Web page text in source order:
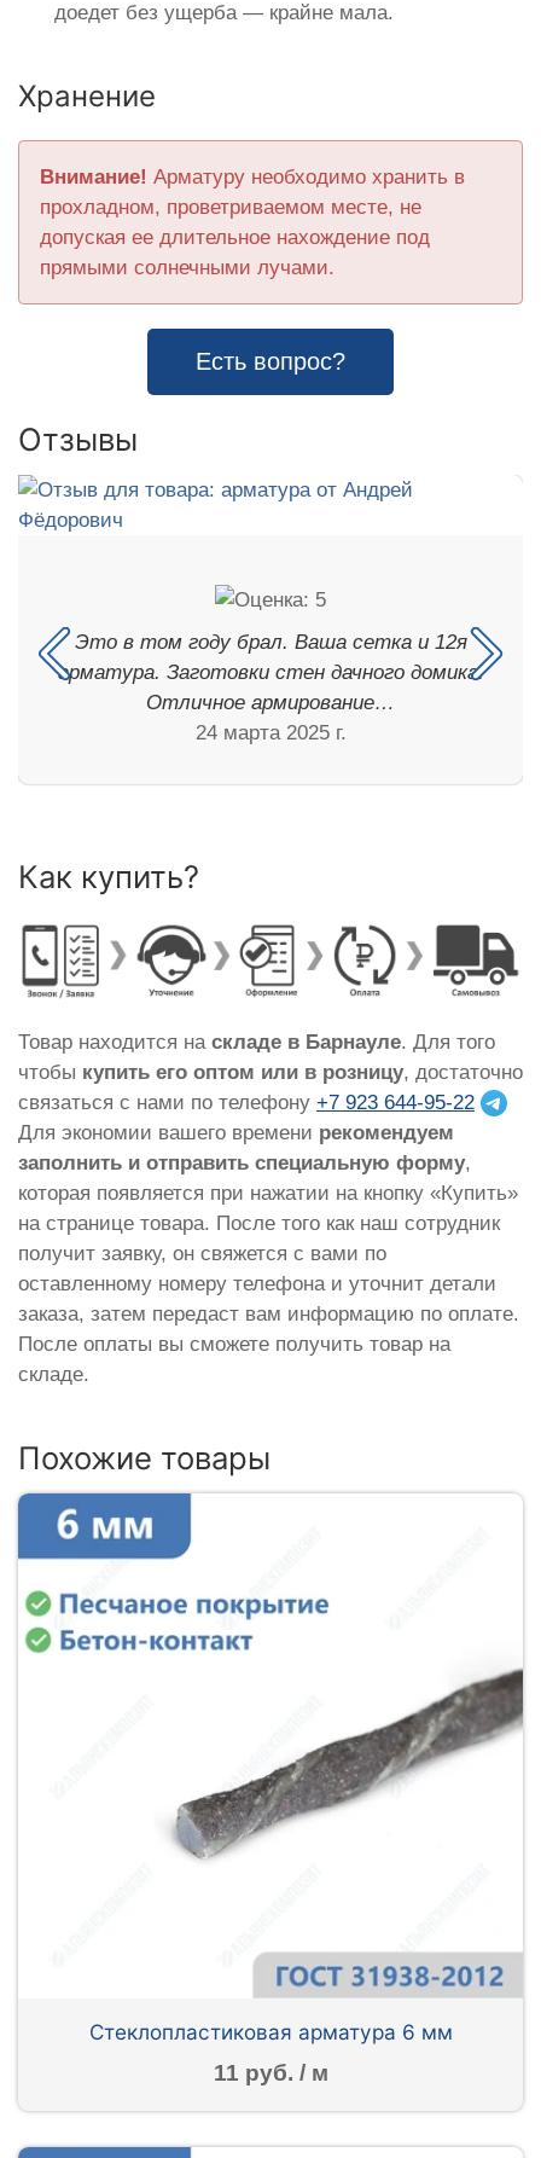
доедет без ущерба — крайне мала.
Хранение
Внимание! Арматуру необходимо хранить в
прохладном, проветриваемом месте, не
допуская ее длительное нахождение под
прямыми солнечными лучами.
Есть вопрос?
Отзывы
Это в том году брал. Ваша сетка и 12я
арматура. Заготовки стен дачного домика.
Отличное армирование…
24 марта 2025 г.
Как купить?
Товар находится на складе в Барнауле. Для того
чтобы купить его оптом или в розницу, достаточно
связаться с нами по телефону +7 923 644-95-22
Для экономии вашего времени рекомендуем
заполнить и отправить специальную форму,
которая появляется при нажатии на кнопку «Купить»
на странице товара. После того как наш сотрудник
получит заявку, он свяжется с вами по
оставленному номеру телефона и уточнит детали
заказа, затем передаст вам информацию по оплате.
После оплаты вы сможете получить товар на
складе.
Похожие товары
Стеклопластиковая арматура 6 мм
11 руб. / м